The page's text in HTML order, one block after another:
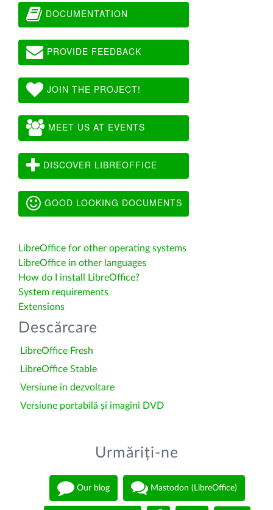
DOCUMENTATION
PROVIDE FEEDBACK
JOIN THE PROJECT!
MEET US AT EVENTS
DISCOVER LIBREOFFICE
GOOD LOOKING DOCUMENTS
LibreOffice for other operating systems
LibreOffice in other languages
How do I install LibreOffice?
System requirements
Extensions
Descărcare
LibreOffice Fresh
LibreOffice Stable
Versiune în dezvoltare
Versiune portabilă și imagini DVD
Urmăriți-ne
Our blog Mastodon (LibreOffice)